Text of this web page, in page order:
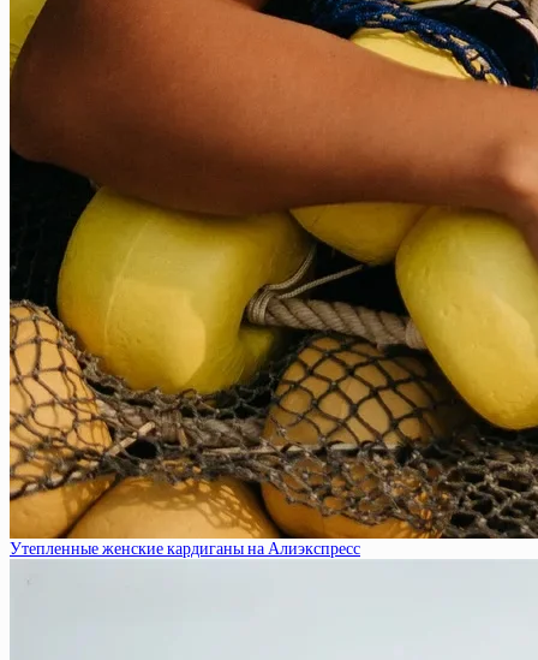
Утепленные женские кардиганы на Алиэкспресс